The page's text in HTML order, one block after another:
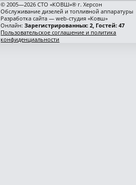
© 2005—2026 СТО «КОВШ»® г. Херсон
Обслуживание дизелей и топливной аппаратуры
Разработка сайта — web-студия «Ковш»
Онлайн:Зарегистрированных: 2, Гостей: 47
Пользовательское соглашение и политика
конфиденциальности